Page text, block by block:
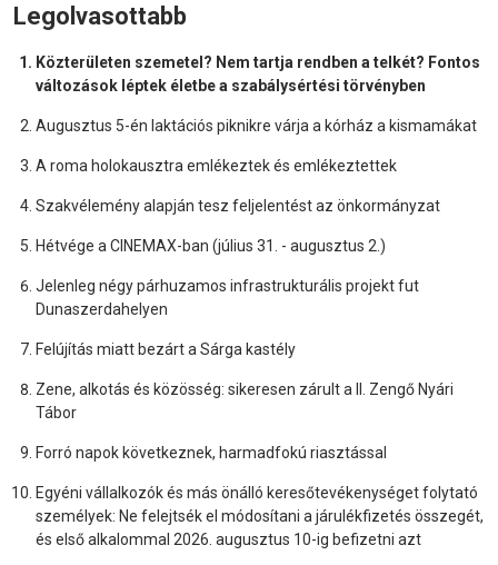
Legolvasottabb
Közterületen szemetel? Nem tartja rendben a telkét? Fontos
változások léptek életbe a szabálysértési törvényben
Augusztus 5-én laktációs piknikre várja a kórház a kismamákat
A roma holokausztra emlékeztek és emlékeztettek
Szakvélemény alapján tesz feljelentést az önkormányzat
Hétvége a CINEMAX-ban (július 31. - augusztus 2.)
Jelenleg négy párhuzamos infrastrukturális projekt fut
Dunaszerdahelyen
Felújítás miatt bezárt a Sárga kastély
Zene, alkotás és közösség: sikeresen zárult a II. Zengő Nyári
Tábor
Forró napok következnek, harmadfokú riasztással
Egyéni vállalkozók és más önálló keresőtevékenységet folytató
személyek: Ne felejtsék el módosítani a járulékfizetés összegét,
és első alkalommal 2026. augusztus 10-ig befizetni azt